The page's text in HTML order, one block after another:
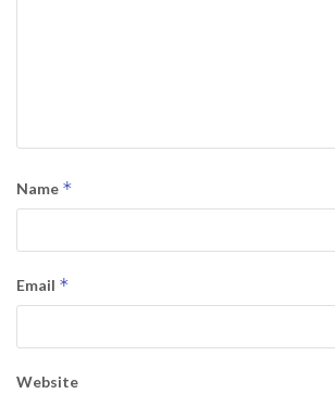
Name *
Email *
Website